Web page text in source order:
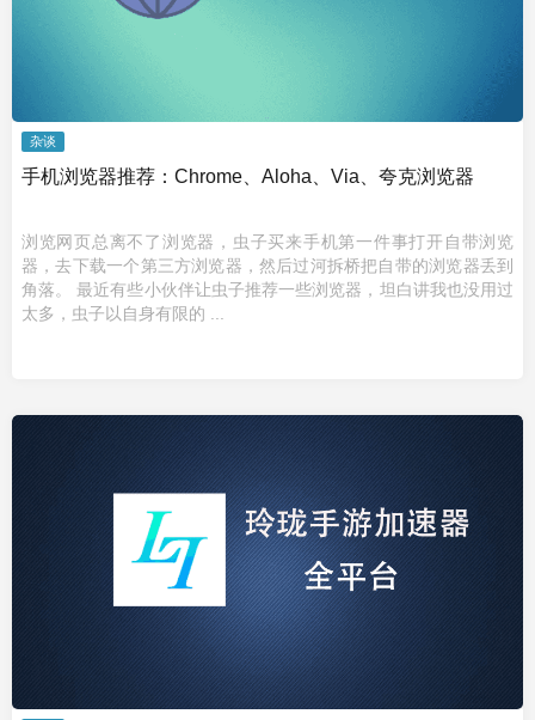
杂谈
手机浏览器推荐：Chrome、Aloha、Via、夸克浏览器
浏览网页总离不了浏览器，虫子买来手机第一件事打开自带浏览
器，去下载一个第三方浏览器，然后过河拆桥把自带的浏览器丢到
角落。 最近有些小伙伴让虫子推荐一些浏览器，坦白讲我也没用过
太多，虫子以自身有限的 ...